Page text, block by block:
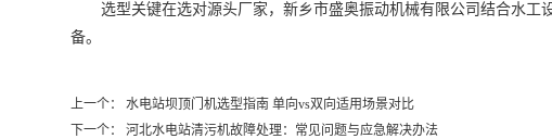
选型关键在选对源头厂家 ，新乡市盛奥振动机械有限公司结合水工
备。
上一个：
水电站坝顶门机选型指南 单向vs双向适用场景对比
下一个：
河北水电站清污机故障处理：常见问题与应急解决办法